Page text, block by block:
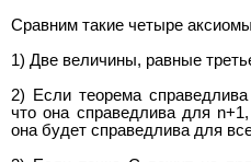
Сравним такие четыре
1) Две величины, равные
2) Если теорема
что она справедлива для
она будет справедлива для